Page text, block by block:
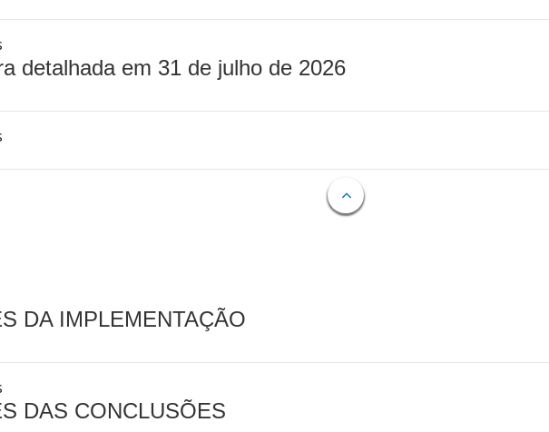
detalhada em 31 de julho de 2026
DA IMPLEMENTAÇÃO
DAS CONCLUSÕES